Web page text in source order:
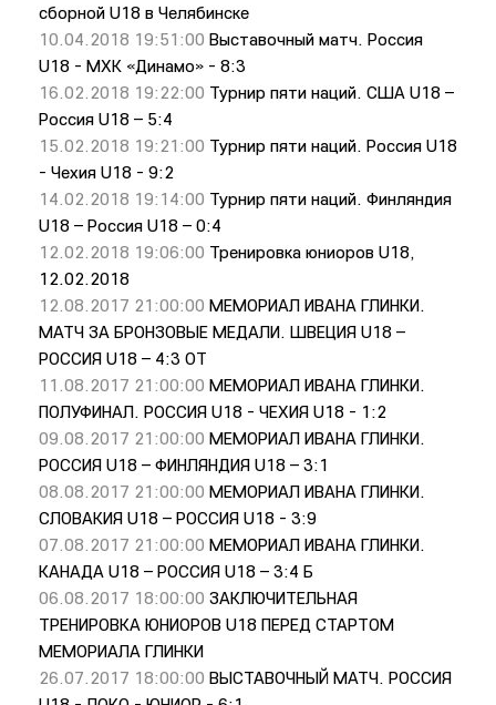
сборной U18 в Челябинске
10.04.2018 19:51:00 Выставочный матч. Россия
U18 - МХК «Динамо» - 8:3
16.02.2018 19:22:00 Турнир пяти наций. США U18 –
Россия U18 – 5:4
15.02.2018 19:21:00 Турнир пяти наций. Россия U18
- Чехия U18 - 9:2
14.02.2018 19:14:00 Турнир пяти наций. Финляндия
U18 – Россия U18 – 0:4
12.02.2018 19:06:00 Тренировка юниоров U18,
12.02.2018
12.08.2017 21:00:00 МЕМОРИАЛ ИВАНА ГЛИНКИ.
МАТЧ ЗА БРОНЗОВЫЕ МЕДАЛИ. ШВЕЦИЯ U18 –
РОССИЯ U18 – 4:3 ОТ
11.08.2017 21:00:00 МЕМОРИАЛ ИВАНА ГЛИНКИ.
ПОЛУФИНАЛ. РОССИЯ U18 - ЧЕХИЯ U18 - 1:2
09.08.2017 21:00:00 МЕМОРИАЛ ИВАНА ГЛИНКИ.
РОССИЯ U18 – ФИНЛЯНДИЯ U18 – 3:1
08.08.2017 21:00:00 МЕМОРИАЛ ИВАНА ГЛИНКИ.
СЛОВАКИЯ U18 – РОССИЯ U18 - 3:9
07.08.2017 21:00:00 МЕМОРИАЛ ИВАНА ГЛИНКИ.
КАНАДА U18 – РОССИЯ U18 – 3:4 Б
06.08.2017 18:00:00 ЗАКЛЮЧИТЕЛЬНАЯ
ТРЕНИРОВКА ЮНИОРОВ U18 ПЕРЕД СТАРТОМ
МЕМОРИАЛА ГЛИНКИ
26.07.2017 18:00:00 ВЫСТАВОЧНЫЙ МАТЧ. РОССИЯ